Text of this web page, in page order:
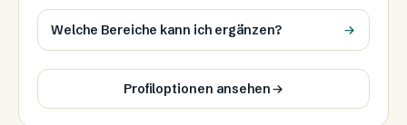
Welche Bereiche kann ich ergänzen?
Profiloptionen ansehen